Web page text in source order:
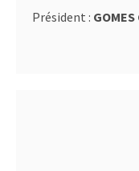
Président :